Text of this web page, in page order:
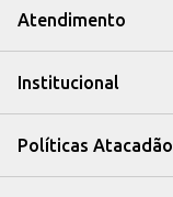
Atendimento
Institucional
Políticas Atacadão